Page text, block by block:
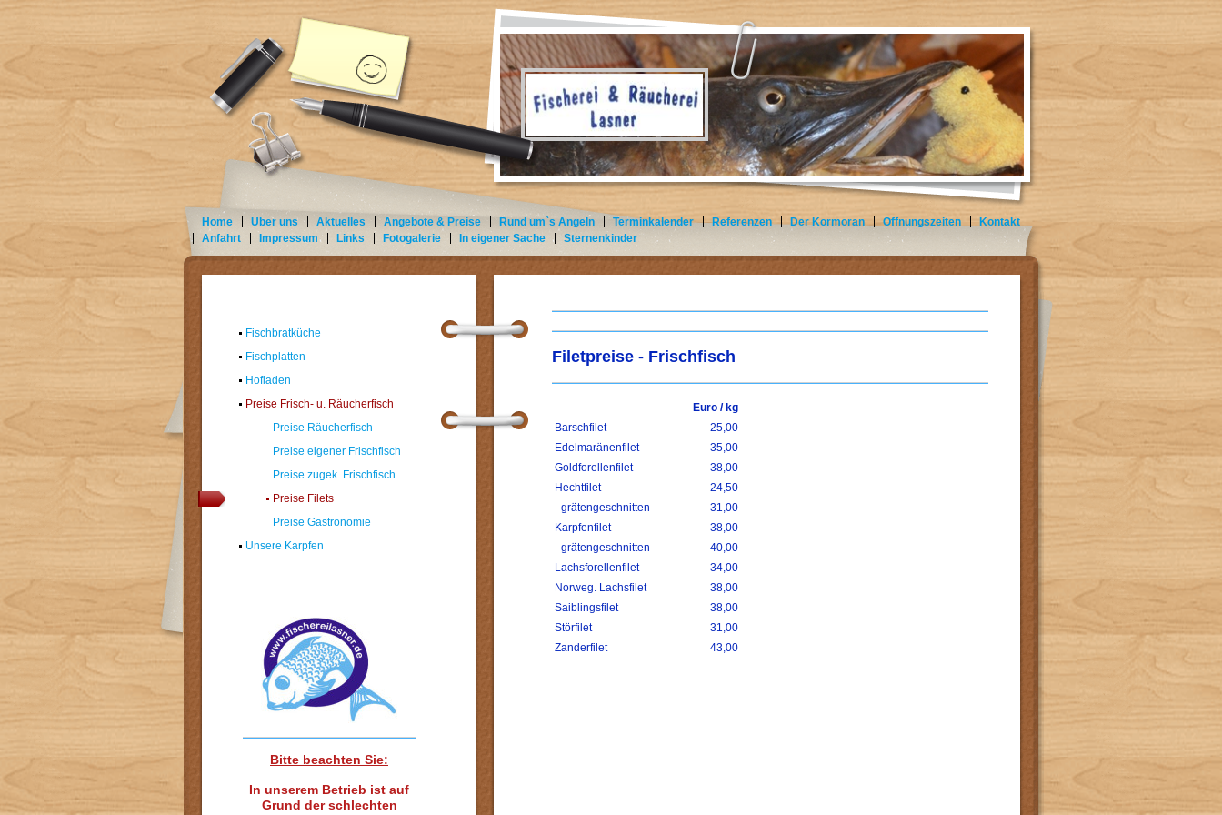
Home Über uns Aktuelles Angebote & Preise Rund um`s Angeln Terminkalender Referenzen Der Kormoran Öffnungszeiten
Kontakt
Anfahrt
Impressum Links Fotogalerie In eigener Sache Sternenkinder
Filetpreise - Frischfisch
Euro / kg
Barschfilet
25,00
Edelmaränenfilet
35,00
Goldforellenfilet
38,00
Hechtfilet
24,50
- grätengeschnitten-
31,00
Karpfenfilet
38,00
- grätengeschnitten
40,00
Lachsforellenfilet
34,00
Norweg. Lachsfilet
38,00
Saiblingsfilet
38,00
Störfilet
31,00
Zanderfilet
43,00
Fischbratküche
Fischplatten
Hofladen
Preise Frisch- u. Räucherfisch
Preise Räucherfisch
Preise eigener Frischfisch
Preise zugek. Frischfisch
Preise Filets
Preise Gastronomie
Unsere Karpfen
Bitte beachten Sie:
In unserem Betrieb ist auf
Grund der schlechten